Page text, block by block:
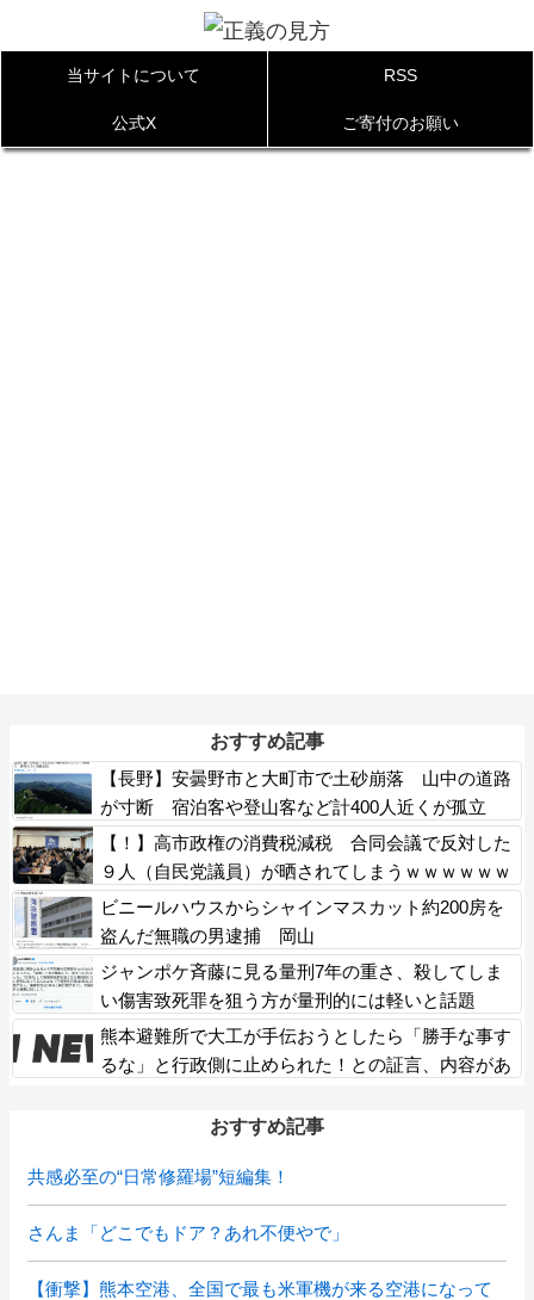
当サイトについて RSS
公式X ご寄付のお願い
おすすめ記事
【長野】安曇野市と大町市で土砂崩落 山中の道路
が寸断 宿泊客や登山客など計400人近くが孤立
か 土石流で橋が流されたとの情報も
【！】高市政権の消費税減税 合同会議で反対した
９人（自民党議員）が晒されてしまうｗｗｗｗｗｗ
ビニールハウスからシャインマスカット約200房を
盗んだ無職の男逮捕 岡山
ジャンポケ斉藤に見る量刑7年の重さ、殺してしま
い傷害致死罪を狙う方が量刑的には軽いと話題
熊本避難所で大工が手伝おうとしたら「勝手な事す
るな」と行政側に止められた！との証言、内容があ
おすすめ記事
共感必至の“日常修羅場”短編集！
さんま「どこでもドア？あれ不便やで」
【衝撃】熊本空港、全国で最も米軍機が来る空港になって